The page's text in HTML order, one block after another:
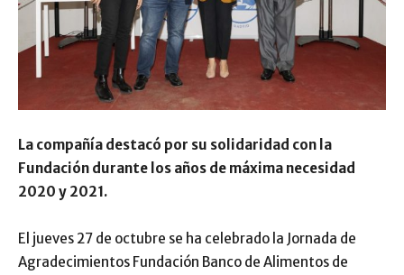
La compañía destacó por su solidaridad con la
Fundación durante los años de máxima necesidad
2020 y 2021.
El jueves 27 de octubre se ha celebrado la Jornada de
Agradecimientos Fundación Banco de Alimentos de